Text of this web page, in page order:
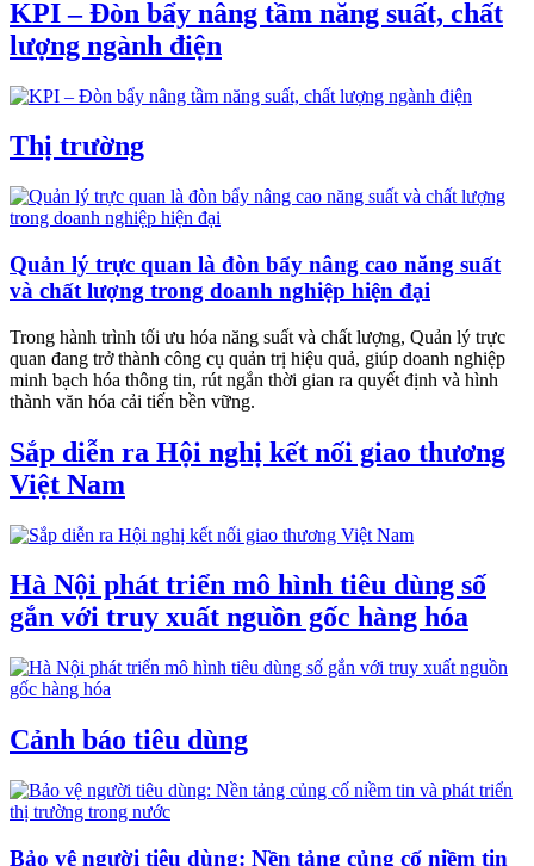
KPI – Đòn bẩy nâng tầm năng suất, chất
lượng ngành điện
Thị trường
Quản lý trực quan là đòn bẩy nâng cao năng suất
và chất lượng trong doanh nghiệp hiện đại
Trong hành trình tối ưu hóa năng suất và chất lượng, Quản lý trực
quan đang trở thành công cụ quản trị hiệu quả, giúp doanh nghiệp
minh bạch hóa thông tin, rút ngắn thời gian ra quyết định và hình
thành văn hóa cải tiến bền vững.
Sắp diễn ra Hội nghị kết nối giao thương
Việt Nam
Hà Nội phát triển mô hình tiêu dùng số
gắn với truy xuất nguồn gốc hàng hóa
Cảnh báo tiêu dùng
Bảo vệ người tiêu dùng: Nền tảng củng cố niềm tin